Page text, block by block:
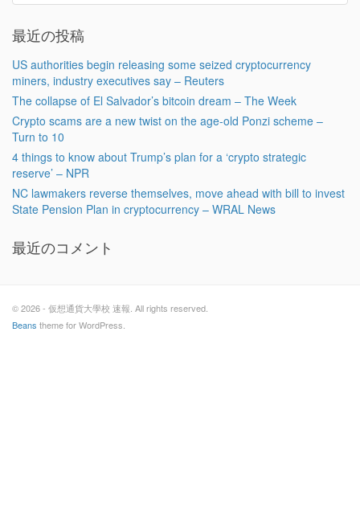
最近の投稿
US authorities begin releasing some seized cryptocurrency
miners, industry executives say – Reuters
The collapse of El Salvador’s bitcoin dream – The Week
Crypto scams are a new twist on the age-old Ponzi scheme –
Turn to 10
4 things to know about Trump’s plan for a ‘crypto strategic
reserve’ – NPR
NC lawmakers reverse themselves, move ahead with bill to invest
State Pension Plan in cryptocurrency – WRAL News
最近のコメント
© 2026 - 仮想通貨大學校 速報. All rights reserved.
Beans theme for WordPress.